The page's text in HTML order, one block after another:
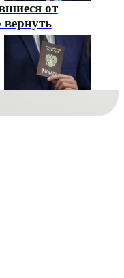
от
вернуть